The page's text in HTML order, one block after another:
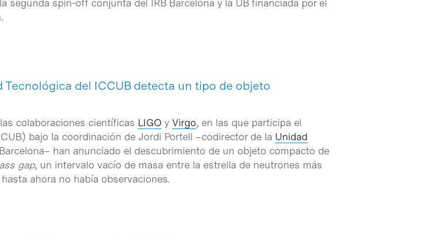
segunda spin-off conjunta del IRB Barcelona y la UB financiada por el
del ICCUB detecta un tipo de objeto
colaboraciones científicas LIGO y Virgo, en las que participa el
bajo la coordinación de Jordi Portell –codirector de la Unidad
han anunciado el descubrimiento de un objeto compacto de
gap, un intervalo vacío de masa entre la estrella de neutrones más
ahora no había observaciones.